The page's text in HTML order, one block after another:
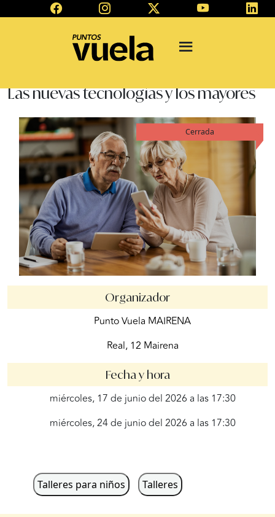
Las nuevas tecnologías y los mayores
Cerrada
Organizador
Punto Vuela MAIRENA
Real, 12 Mairena
Fecha y hora
miércoles, 17 de junio del 2026 a las 17:30
miércoles, 24 de junio del 2026 a las 17:30
Talleres para niños Talleres